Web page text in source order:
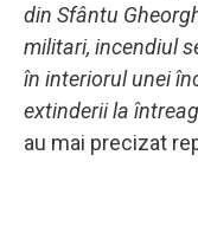
din Sfântu
militari, incendiul
în interiorul unei
extinderii la
au mai precizat